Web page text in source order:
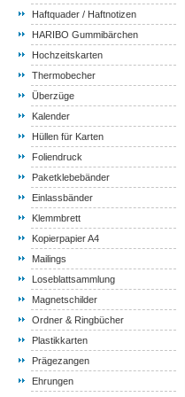
Haftquader / Haftnotizen
HARIBO Gummibärchen
Hochzeitskarten
Thermobecher
Überzüge
Kalender
Hüllen für Karten
Foliendruck
Paketklebebänder
Einlassbänder
Klemmbrett
Kopierpapier A4
Mailings
Loseblattsammlung
Magnetschilder
Ordner & Ringbücher
Plastikkarten
Prägezangen
Ehrungen